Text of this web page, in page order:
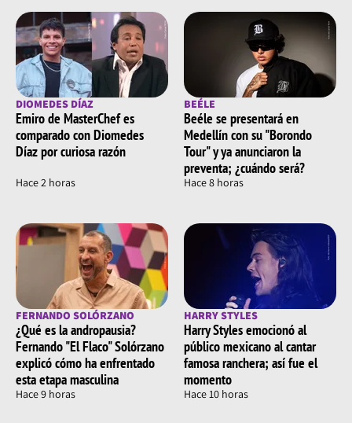
DIOMEDES DÍAZ
Emiro de MasterChef es
comparado con Diomedes
Díaz por curiosa razón
Hace 2 horas
BEÉLE
Beéle se presentará en
Medellín con su "Borondo
Tour" y ya anunciaron la
preventa; ¿cuándo será?
Hace 8 horas
FERNANDO SOLÓRZANO
¿Qué es la andropausia?
Fernando "El Flaco" Solórzano
explicó cómo ha enfrentado
esta etapa masculina
Hace 9 horas
HARRY STYLES
Harry Styles emocionó al
público mexicano al cantar
famosa ranchera; así fue el
momento
Hace 10 horas